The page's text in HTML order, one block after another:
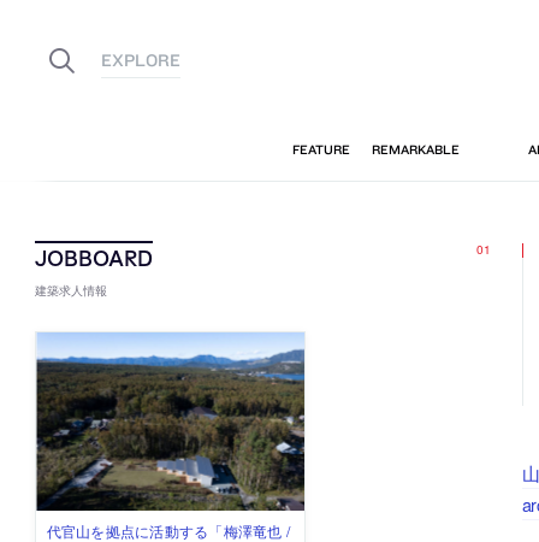
建築求人情報
佐々木慧が主宰する「axonometric株
古民家を軸に全国で“価値循環の仕組
リノベる株式会社が、設計パートナ
社会への影響力のある建築を手掛
代官山を拠点に活動する「梅澤竜也 /